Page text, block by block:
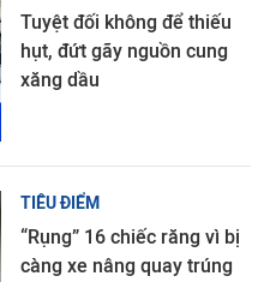
Tuyệt đối không để thiếu
hụt, đứt gãy nguồn cung
xăng dầu
TIÊU ĐIỂM
“Rụng” 16 chiếc răng vì bị
càng xe nâng quay trúng